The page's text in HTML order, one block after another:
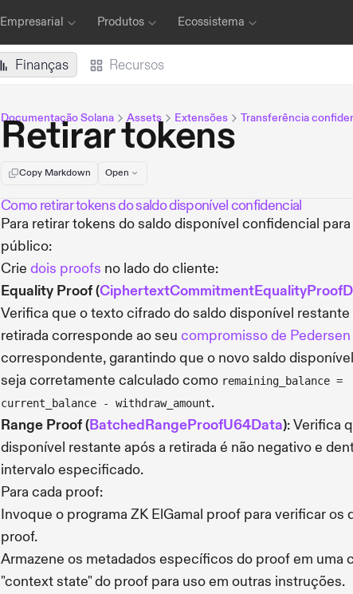
Empresarial Produtos Ecossistema
Finanças Recursos
Documentação Solana Assets Extensões Transferência
Retirar tokens
Copy Markdown Open
Como retirar tokens do saldo disponível confidencial
Para retirar tokens do saldo disponível confidencial
público:
Crie dois proofs no lado do cliente:
Equality Proof (
Verifica que o texto cifrado do saldo disponível restante
retirada corresponde ao seu compromisso de Pedersen
correspondente, garantindo que o novo saldo
seja corretamente calculado como remaining_balance =
current_balance - withdraw_amount.
Range Proof (BatchedRangeProofU64Data): Verifica
disponível restante após a retirada é não negativo e
intervalo especificado.
Para cada proof:
Invoque o programa ZK ElGamal proof para verificar os
proof.
Armazene os metadados específicos do proof em uma
"context state" do proof para uso em outras instruções.